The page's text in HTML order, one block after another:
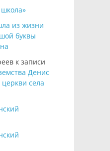
из жизни
буквы
к записи
Денис
села